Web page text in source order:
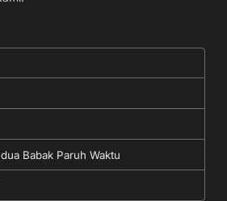
Babak Paruh Waktu